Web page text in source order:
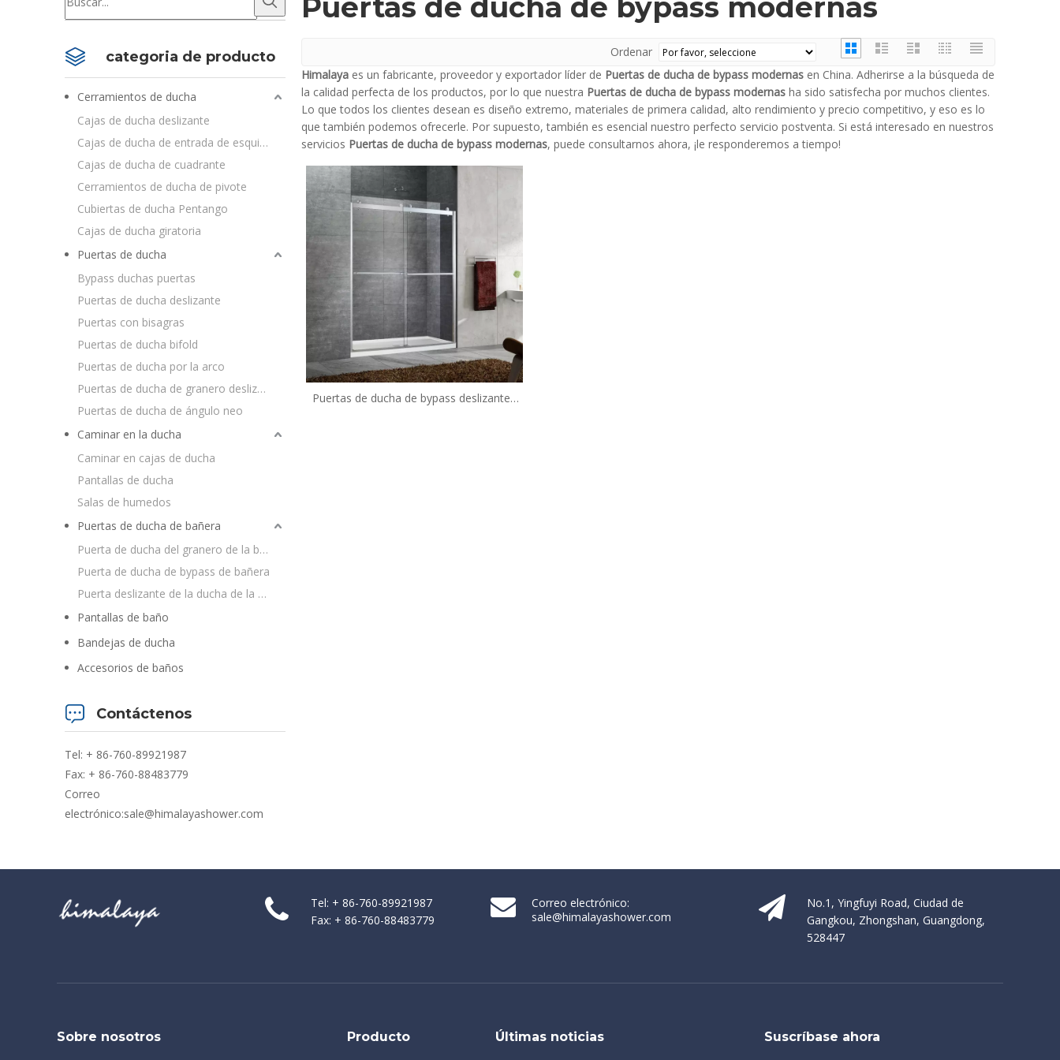
categoria de producto
Cerramientos de ducha
Cajas de ducha deslizante
Cajas de ducha de entrada de esquina
Cajas de ducha de cuadrante
Cerramientos de ducha de pivote
Cubiertas de ducha Pentango
Cajas de ducha giratoria
Puertas de ducha
Bypass duchas puertas
Puertas de ducha deslizante
Puertas con bisagras
Puertas de ducha bifold
Puertas de ducha por la arco
Puertas de ducha de granero deslizante
Puertas de ducha de ángulo neo
Caminar en la ducha
Caminar en cajas de ducha
Pantallas de ducha
Salas de humedos
Puertas de ducha de bañera
Puerta de ducha del granero de la bañera
Puerta de ducha de bypass de bañera
Puerta deslizante de la ducha de la bañera
Pantallas de baño
Bandejas de ducha
Accesorios de baños
Contáctenos
Tel: + 86-760-89921987
Fax: + 86-760-88483779
Correo
electrónico:sale@himalayashower.com
Puertas de ducha de bypass modernas
Ordenar
Himalaya es un fabricante, proveedor y exportador líder de Puertas de ducha de bypass modernas en China. Adherirse a la búsqueda de
la calidad perfecta de los productos, por lo que nuestra Puertas de ducha de bypass modernas ha sido satisfecha por muchos clientes.
Lo que todos los clientes desean es diseño extremo, materiales de primera calidad, alto rendimiento y precio competitivo, y eso es lo
que también podemos ofrecerle. Por supuesto, también es esencial nuestro perfecto servicio postventa. Si está interesado en nuestros
servicios Puertas de ducha de bypass modernas, puede consultarnos ahora, ¡le responderemos a tiempo!
Puertas de ducha de bypass deslizantes
Tel: + 86-760-89921987
Fax: + 86-760-88483779
Correo electrónico:
sale@himalayashower.com
No.1, Yingfuyi Road, Ciudad de
Gangkou, Zhongshan, Guangdong,
528447
Sobre nosotros Producto Últimas noticias Suscríbase ahora